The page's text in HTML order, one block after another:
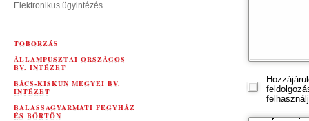
Elektronikus ügyintézés
TOBORZÁS
ÁLLAMPUSZTAI ORSZÁGOS
BV. INTÉZET
BÁCS-KISKUN MEGYEI BV.
INTÉZET
BALASSAGYARMATI FEGYHÁZ
ÉS BÖRTÖN